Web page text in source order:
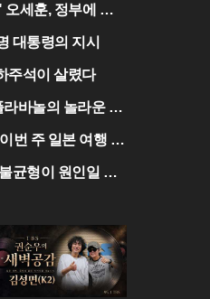
세훈, 정부에 건
대통령의 지시
주석이 살렸다
바놀의 놀라운 효
번 주 일본 여행 꿀
균형이 원인일 수